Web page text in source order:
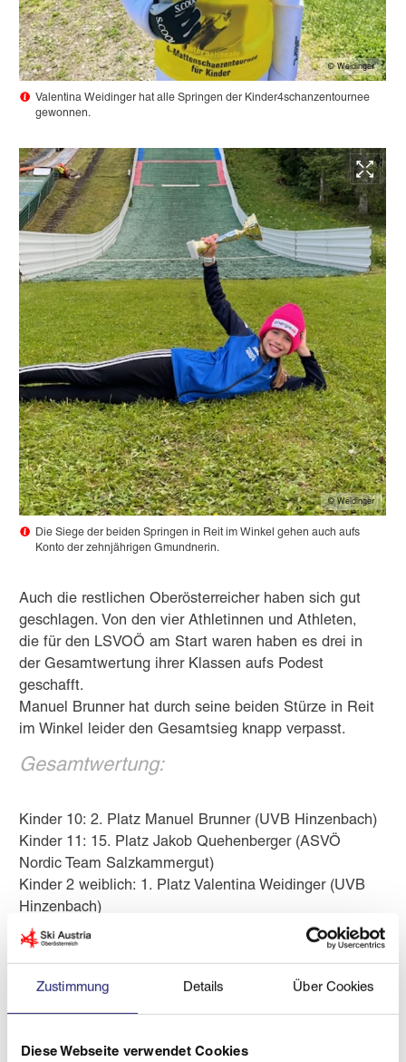
Zustimmung Details Über Cookies
Diese Webseite verwendet Cookies
© Weidinger
Valentina Weidinger hat alle Springen der Kinder4schanzentournee
gewonnen.
© Weidinger
Die Siege der beiden Springen in Reit im Winkel gehen auch aufs
Konto der zehnjährigen Gmundnerin.
Auch die restlichen Oberösterreicher haben sich gut
geschlagen. Von den vier Athletinnen und Athleten,
die für den LSVOÖ am Start waren haben es drei in
der Gesamtwertung ihrer Klassen aufs Podest
geschafft.
Manuel Brunner hat durch seine beiden Stürze in Reit
im Winkel leider den Gesamtsieg knapp verpasst.
Gesamtwertung:
Kinder 10: 2. Platz Manuel Brunner (UVB Hinzenbach)
Kinder 11: 15. Platz Jakob Quehenberger (ASVÖ
Nordic Team Salzkammergut)
Kinder 2 weiblich: 1. Platz Valentina Weidinger (UVB
Hinzenbach)
Kinder 2 weiblich: 3. Platz Anna Eitzlmair (ASVÖ SC
Höhnhart)
Einzelergebnisse:
1. Bewerb Reit im Winkl 25.05.2025